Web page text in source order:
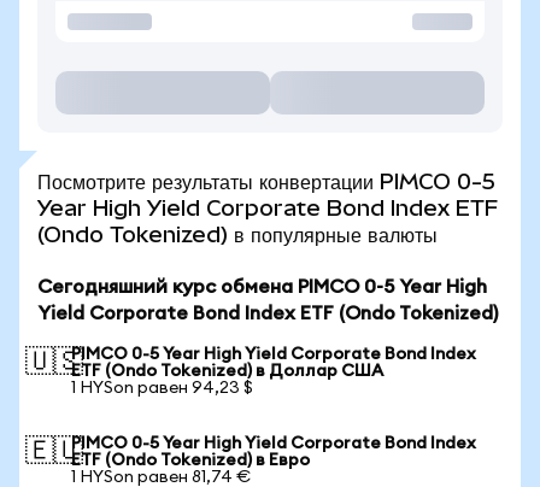
Посмотрите результаты конвертации PIMCO 0-5
Year High Yield Corporate Bond Index ETF
(Ondo Tokenized) в популярные валюты
Сегодняшний курс обмена PIMCO 0-5 Year High
Yield Corporate Bond Index ETF (Ondo Tokenized)
🇺🇸PIMCO 0-5 Year High Yield Corporate Bond Index
ETF (Ondo Tokenized) в Доллар США
1 HYSon равен 94,23 $
🇪🇺PIMCO 0-5 Year High Yield Corporate Bond Index
ETF (Ondo Tokenized) в Евро
1 HYSon равен 81,74 €